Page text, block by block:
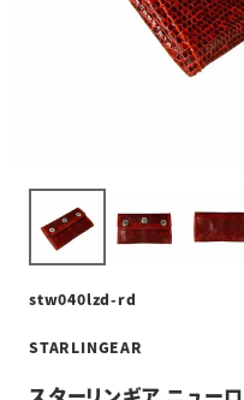
stw040lzd-rd
STARLINGEAR